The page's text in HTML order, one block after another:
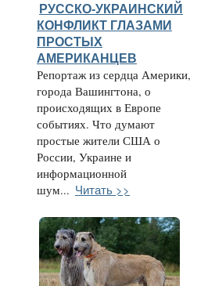
РУССКО-УКРАИНСКИЙ
КОНФЛИКТ ГЛАЗАМИ
ПРОСТЫХ
АМЕРИКАНЦЕВ
Репортаж из сердца Америки,
города Вашингтона, о
происходящих в Европе
событиях. Что думают
простые жители США о
России, Украине и
информационной
шум... Читать >>